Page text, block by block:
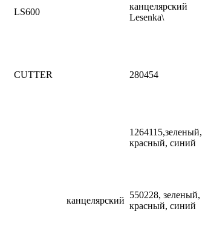
LS600
канцелярский
Lesenka\
CUTTER 280454
1264115,зеленый,
красный, синий
канцелярский
550228, зеленый,
красный, синий